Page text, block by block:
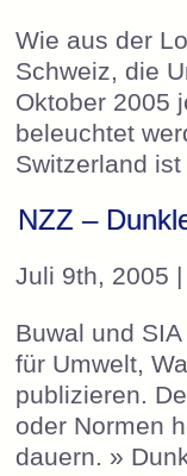
Wie aus der
Schweiz, die
Oktober 2005
beleuchtet
Switzerland
NZZ –
Juli 9th, 2005 |
Buwal und
für Umwelt,
publizieren.
oder Normen
dauern. »